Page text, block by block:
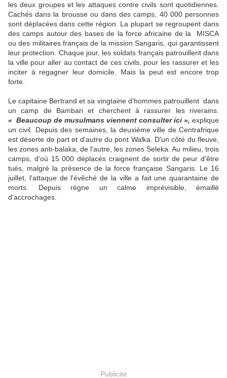
les deux groupes et les attaques contre civils sont quotidiennes.
Cachés dans la brousse ou dans des camps, 40 000 personnes
sont déplacées dans cette région. La plupart se regroupent dans
des camps autour des bases de la force africaine de la MISCA
ou des militaires français de la mission Sangaris, qui garantissent
leur protection. Chaque jour, les soldats français patrouillent dans
la ville pour aller au contact de ces civils, pour les rassurer et les
inciter à regagner leur domicile. Mais la peut est encore trop
forte.
Le capitaine Bertrand et sa vingtaine d'hommes patrouillent dans
un camp de Bambari et cherchent à rassurer les riverains.
« Beaucoup de musulmans viennent consulter ici », explique
un civil. Depuis des semaines, la deuxième ville de Centrafrique
est déserte de part et d'autre du pont Walka. D'un côté du fleuve,
les zones anti-balaka, de l'autre, les zones Seleka. Au milieu, trois
camps, d'où 15 000 déplacés craignent de sortir de peur d'être
tués, malgré la présence de la force française Sangaris. Le 16
juillet, l'attaque de l'évêché de la ville a fait une quarantaine de
morts. Depuis règne un calme imprévisible, émaillé
d'accrochages.
Publicité